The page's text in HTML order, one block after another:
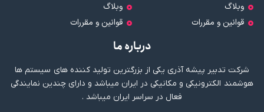
وبلاگ
قوانین و مقررات
وبلاگ
قوانین و مقررات
درباره ما
شرکت تدبیر پیشه آذری یکی از بزرگترین تولید کننده های سیستم ها
هوشمند الکترونیکی و مکانیکی در ایران میباشد و دارای چندین نمایندگی
فعال در سراسر ایران میباشد .